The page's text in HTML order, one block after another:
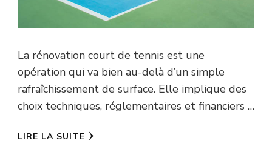
La rénovation court de tennis est une
opération qui va bien au-delà d’un simple
rafraîchissement de surface. Elle implique des
choix techniques, réglementaires et financiers …
LIRE LA SUITE